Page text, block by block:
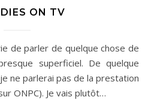
ON TV
superficiel. De quelque
ne parlerai pas de la prestation
ONPC). Je vais plutôt…